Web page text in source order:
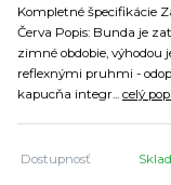
Kompletné špecifikácie
Červa Popis: Bunda je
zimné obdobie, výhodou
reflexnými pruhmi -
kapucňa integr... celý
Dostupnosť